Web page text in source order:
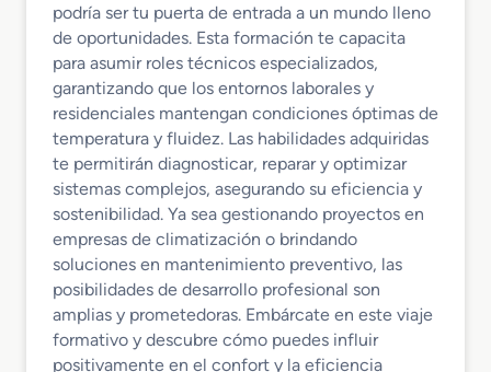
podría ser tu puerta de entrada a un mundo lleno
de oportunidades. Esta formación te capacita
para asumir roles técnicos especializados,
garantizando que los entornos laborales y
residenciales mantengan condiciones óptimas de
temperatura y fluidez. Las habilidades adquiridas
te permitirán diagnosticar, reparar y optimizar
sistemas complejos, asegurando su eficiencia y
sostenibilidad. Ya sea gestionando proyectos en
empresas de climatización o brindando
soluciones en mantenimiento preventivo, las
posibilidades de desarrollo profesional son
amplias y prometedoras. Embárcate en este viaje
formativo y descubre cómo puedes influir
positivamente en el confort y la eficiencia